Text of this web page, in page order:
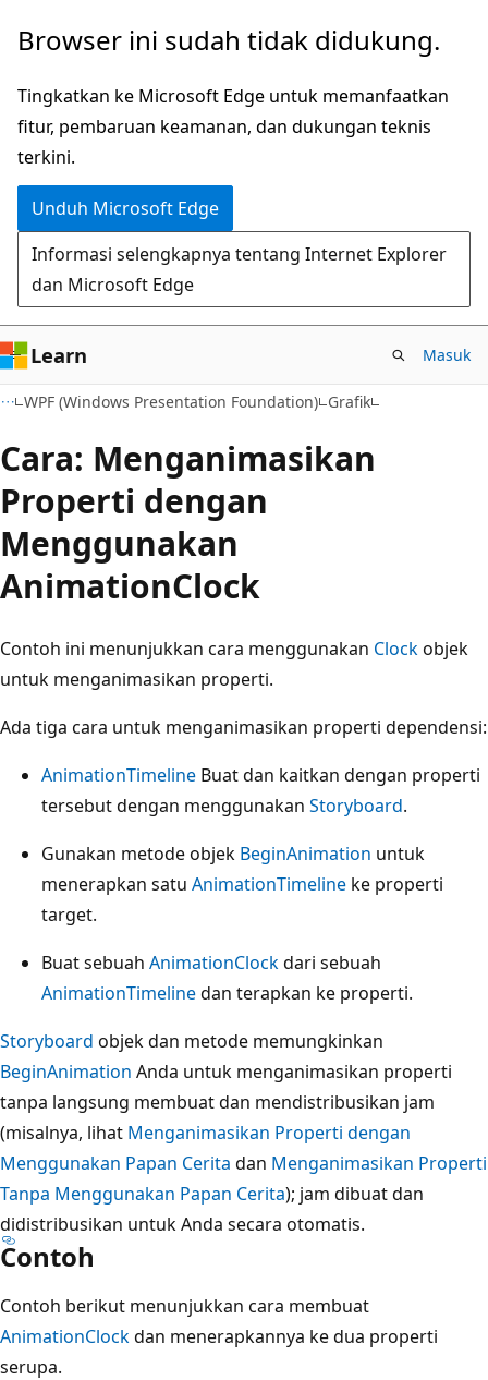
Lompati
konten
utama
Browser ini sudah tidak didukung.
Tingkatkan ke Microsoft Edge untuk memanfaatkan
fitur, pembaruan keamanan, dan dukungan teknis
terkini.
Unduh Microsoft Edge
Informasi selengkapnya tentang Internet Explorer
dan Microsoft Edge
Learn Masuk
WPF (Windows Presentation Foundation) Grafik
Cara: Menganimasikan
Properti dengan
Menggunakan
AnimationClock
Contoh ini menunjukkan cara menggunakan Clockobjek
untuk menganimasikan properti.
Ada tiga cara untuk menganimasikan properti dependensi:
AnimationTimeline Buat dan kaitkan dengan properti
tersebut dengan menggunakan Storyboard.
Gunakan metode objek BeginAnimation untuk
menerapkan satu AnimationTimeline ke properti
target.
Buat sebuah AnimationClockdari sebuah
AnimationTimelinedan terapkan ke properti.
Storyboard objek dan metode memungkinkan
BeginAnimation Anda untuk menganimasikan properti
tanpa langsung membuat dan mendistribusikan jam
(misalnya, lihat Menganimasikan Properti dengan
Menggunakan Papan Cerita dan Menganimasikan Properti
Tanpa Menggunakan Papan Cerita); jam dibuat dan
didistribusikan untuk Anda secara otomatis.
Contoh
Contoh berikut menunjukkan cara membuat
AnimationClockdan menerapkannya ke dua properti
serupa.